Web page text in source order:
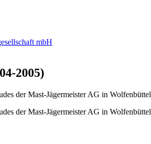
2005)
der Mast-Jägermeister AG in Wolfenbüttel
der Mast-Jägermeister AG in Wolfenbüttel